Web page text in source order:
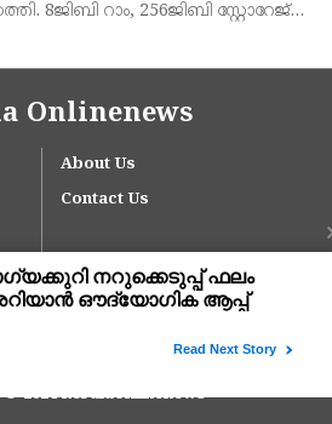
8ജിബി റാം, 256ജിബി സ്റ്റോറേജ്
ഫലപ്രദമായ
Onlinenews
About Us
Contact Us
2024 keralaonlinenews